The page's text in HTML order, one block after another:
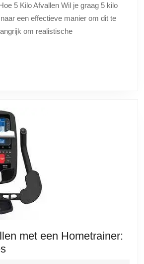
5 Kilo Afvallen Wil je graag 5 kilo
een effectieve manier om dit te
om realistische
met een Hometrainer:
Effectief